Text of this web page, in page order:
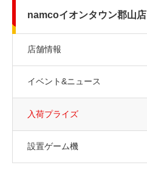
namcoイオンタウン郡山店
店舗情報
イベント&ニュース
入荷プライズ
設置ゲーム機